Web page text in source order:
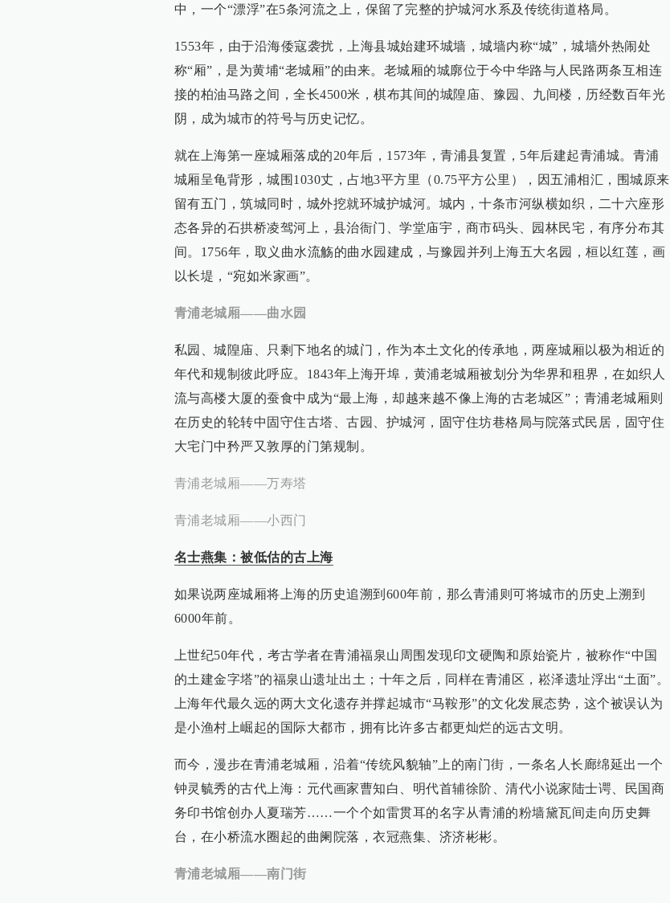
中，一个“漂浮”在5条河流之上，保留了完整的护城河水系及传统街道格局。
1553年，由于沿海倭寇袭扰，上海县城始建环城墙，城墙内称“城”，城墙外热闹处
称“厢”，是为黄埔“老城厢”的由来。老城厢的城廓位于今中华路与人民路两条互相连
接的柏油马路之间，全长4500米，棋布其间的城隍庙、豫园、九间楼，历经数百年光
阴，成为城市的符号与历史记忆。
就在上海第一座城厢落成的20年后，1573年，青浦县复置，5年后建起青浦城。青浦
城厢呈龟背形，城围1030丈，占地3平方里（0.75平方公里），因五浦相汇，围城原来
留有五门，筑城同时，城外挖就环城护城河。城内，十条市河纵横如织，二十六座形
态各异的石拱桥凌驾河上，县治衙门、学堂庙宇，商市码头、园林民宅，有序分布其
间。1756年，取义曲水流觞的曲水园建成，与豫园并列上海五大名园，桓以红莲，画
以长堤，“宛如米家画”。
青浦老城厢——曲水园
私园、城隍庙、只剩下地名的城门，作为本土文化的传承地，两座城厢以极为相近的
年代和规制彼此呼应。1843年上海开埠，黄浦老城厢被划分为华界和租界，在如织人
流与高楼大厦的蚕食中成为“最上海，却越来越不像上海的古老城区”；青浦老城厢则
在历史的轮转中固守住古塔、古园、护城河，固守住坊巷格局与院落式民居，固守住
大宅门中矜严又敦厚的门第规制。
青浦老城厢——万寿塔
青浦老城厢——小西门
名士燕集：被低估的古上海
如果说两座城厢将上海的历史追溯到600年前，那么青浦则可将城市的历史上溯到
6000年前。
上世纪50年代，考古学者在青浦福泉山周围发现印文硬陶和原始瓷片，被称作“中国
的土建金字塔”的福泉山遗址出土；十年之后，同样在青浦区，崧泽遗址浮出“土面”。
上海年代最久远的两大文化遗存并撑起城市“马鞍形”的文化发展态势，这个被误认为
是小渔村上崛起的国际大都市，拥有比许多古都更灿烂的远古文明。
而今，漫步在青浦老城厢，沿着“传统风貌轴”上的南门街，一条名人长廊绵延出一个
钟灵毓秀的古代上海：元代画家曹知白、明代首辅徐阶、清代小说家陆士谔、民国商
务印书馆创办人夏瑞芳……一个个如雷贯耳的名字从青浦的粉墙黛瓦间走向历史舞
台，在小桥流水圈起的曲阑院落，衣冠燕集、济济彬彬。
青浦老城厢——南门街